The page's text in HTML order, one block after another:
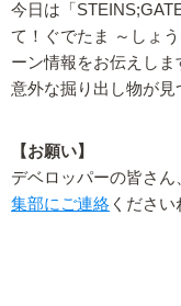
今日は「
て！ぐでたま ～しょ
ーン情報をお伝えしま
意外な掘り出し物が見
【お願い】
デベロッパーの皆さ
集部にご連絡 ください